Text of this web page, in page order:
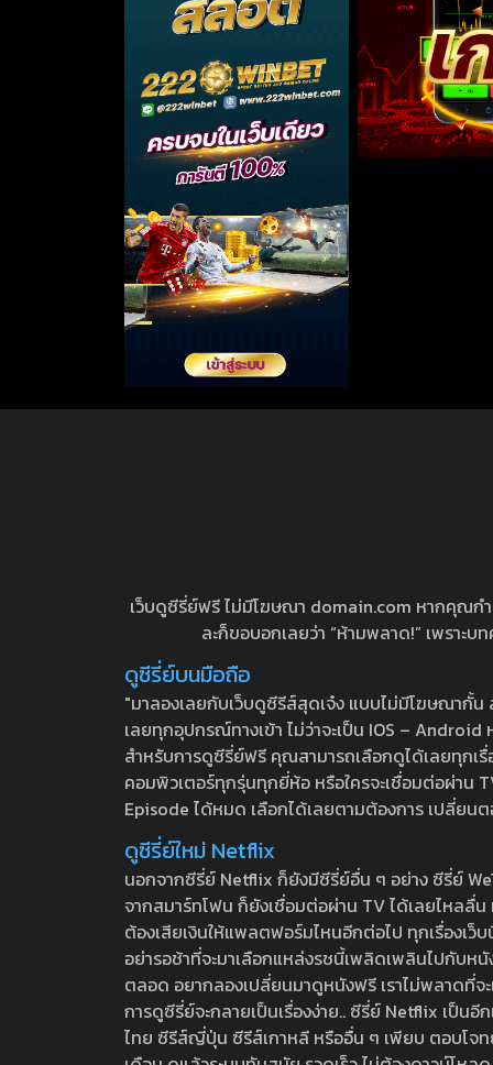
เว็บดูซีรี่ย์ฟรี ไม่มีโฆษณา domain.com หากคุณก
ละก็ขอบอกเลยว่า “ห้ามพลาด!” เพราะ
ดูซีรี่ย์บนมือถือ
"มาลองเลยกับเว็บดูซีรีส์สุดเจ๋ง แบบไม่มีโฆษณากั้
เลยทุกอุปกรณ์ทางเข้า ไม่ว่าจะเป็น IOS –
สำหรับการดูซีรี่ย์ฟรี คุณสามารถเลือกดูได้เลยทุกเ
คอมพิวเตอร์ทุกรุ่นทุกยี่ห้อ หรือใครจะเชื่อมต่อผ่าน
Episode ได้หมด เลือกได้เลยตามต้องการ เปลี่ยน
ดูซีรี่ย์ใหม่ Netflix
นอกจากซีรี่ย์ Netflix ก็ยังมีซีรี่ย์อื่น ๆ อย่าง ซีรี่ย์
จากสมาร์ทโฟน ก็ยังเชื่อมต่อผ่าน TV ได้เลยไหลลื่
ต้องเสียเงินให้แพลตฟอร์มไหนอีกต่อไป ทุกเรื่องเว็
อย่ารอช้าที่จะมาเลือกแหล่งรชนี้เพลิดเพลินไปกับห
ตลอด อยากลองเปลี่ยนมาดูหนังฟรี เราไม่พลาดที่
การดูซีรี่ย์จะกลายเป็นเรื่องง่าย.. ซีรี่ย์ Netflix เป็น
ไทย ซีรีส์ญี่ปุ่น ซีรีส์เกาหลี หรืออื่น ๆ เพียบ ตอบโจท